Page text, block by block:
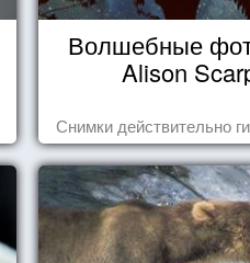
Волшебные
Alison
Снимки действительно